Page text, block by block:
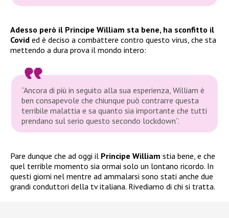
Adesso però il Principe William sta bene, ha sconfitto il
Covid ed è deciso a combattere contro questo virus, che sta
mettendo a dura prova il mondo intero:
“Ancora di più in seguito alla sua esperienza, William è
ben consapevole che chiunque può contrarre questa
terribile malattia e sa quanto sia importante che tutti
prendano sul serio questo secondo lockdown”.
Pare dunque che ad oggi il Principe William stia bene, e che
quel terrible momento sia ormai solo un lontano ricordo. In
questi giorni nel mentre ad ammalarsi sono stati anche due
grandi conduttori della tv italiana. Rivediamo di chi si tratta.